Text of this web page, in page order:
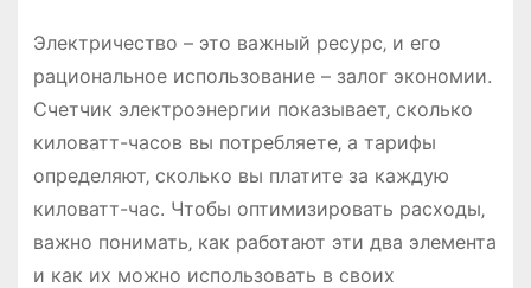
Электричество – это важный ресурс‚ и его
рациональное использование – залог экономии.
Счетчик электроэнергии показывает‚ сколько
киловатт-часов вы потребляете‚ а тарифы
определяют‚ сколько вы платите за каждую
киловатт-час. Чтобы оптимизировать расходы‚
важно понимать‚ как работают эти два элемента
и как их можно использовать в своих